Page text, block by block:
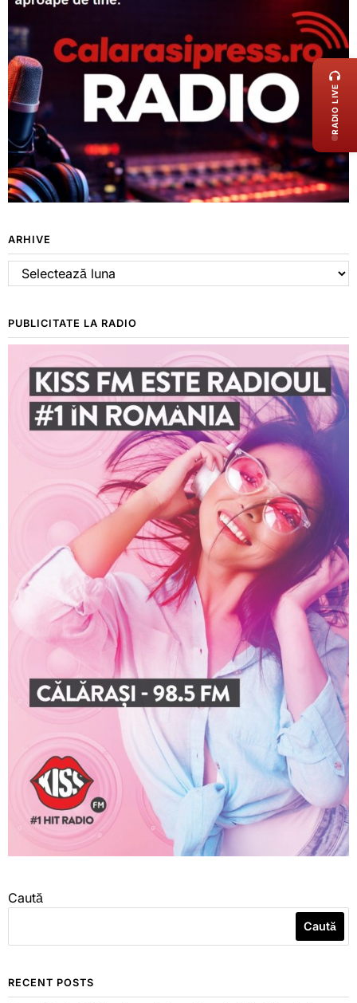
ARHIVE
Arhive
PUBLICITATE LA RADIO
Caută
Caută
RECENT POSTS
LIVE
RADIO LIVE